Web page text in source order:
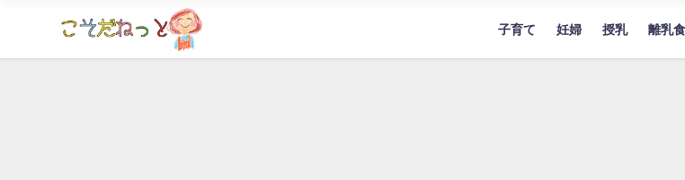
子育て 妊婦 授乳 離乳食